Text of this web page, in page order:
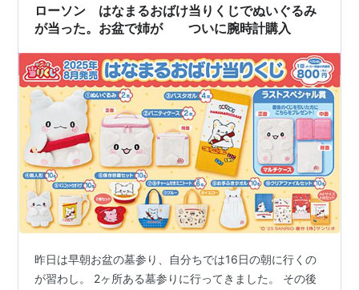
ローソン はなまるおばけ当りくじでぬいぐるみ
が当った。お盆で姉が ついに腕時計購入
昨日は早朝お盆の墓参り、自分ちでは16日の朝に行くの
が習わし。 2ヶ所ある墓参りに行ってきました。 その後